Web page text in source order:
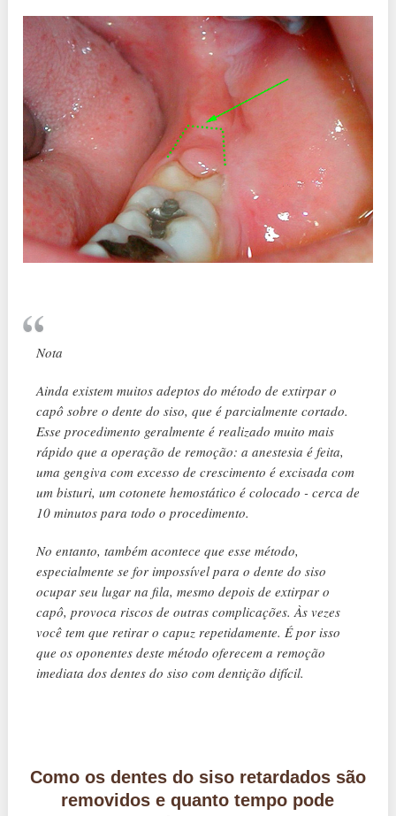
Nota
Ainda existem muitos adeptos do método de extirpar o
capô sobre o dente do siso, que é parcialmente cortado.
Esse procedimento geralmente é realizado muito mais
rápido que a operação de remoção: a anestesia é feita,
uma gengiva com excesso de crescimento é excisada com
um bisturi, um cotonete hemostático é colocado - cerca de
10 minutos para todo o procedimento.
No entanto, também acontece que esse método,
especialmente se for impossível para o dente do siso
ocupar seu lugar na fila, mesmo depois de extirpar o
capô, provoca riscos de outras complicações. Às vezes
você tem que retirar o capuz repetidamente. É por isso
que os oponentes deste método oferecem a remoção
imediata dos dentes do siso com dentição difícil.
Como os dentes do siso retardados são
removidos e quanto tempo pode